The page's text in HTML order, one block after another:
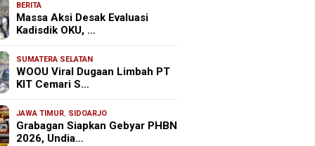
BERITA
Massa Aksi Desak Evaluasi
Kadisdik OKU, …
SUMATERA SELATAN
WOOU Viral Dugaan Limbah PT
KIT Cemari S…
JAWA TIMUR, SIDOARJO
Grabagan Siapkan Gebyar PHBN
2026, Undia…